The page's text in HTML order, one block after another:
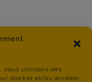
nous utilisons des
stocker et/ou accéder